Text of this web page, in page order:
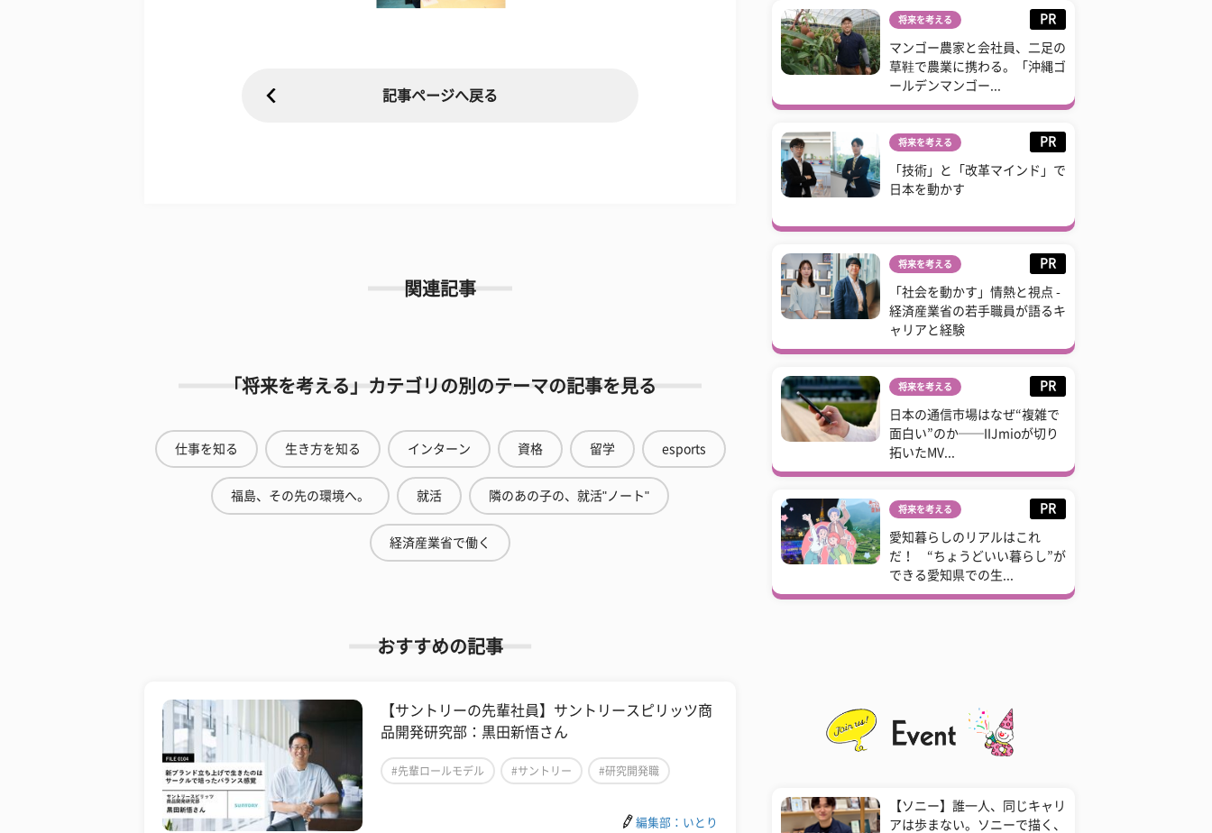
記事ページへ戻る
関連記事
「将来を考える」カテゴリの別のテーマの記事を見る
仕事を知る 生き方を知る インターン 資格 留学 esports
福島、その先の環境へ。 就活 隣のあの子の、就活"ノート"
経済産業省で働く
おすすめの記事
【サントリーの先輩社員】サントリースピリッツ商
品開発研究部：黒田新悟さん
#先輩ロールモデル #サントリー #研究開発職
編集部：いとり
将来を考える PR
マンゴー農家と会社員、二足の
草鞋で農業に携わる。「沖縄ゴ
ールデンマンゴー...
将来を考える PR
「技術」と「改革マインド」で
日本を動かす
将来を考える PR
「社会を動かす」情熱と視点 -
経済産業省の若手職員が語るキ
ャリアと経験
将来を考える PR
日本の通信市場はなぜ“複雑で
面白い”のか──IIJmioが切り
拓いたMV...
将来を考える PR
愛知暮らしのリアルはこれ
だ！ “ちょうどいい暮らし”が
できる愛知県での生...
【ソニー】誰一人、同じキャリ
アは歩まない。ソニーで描く、